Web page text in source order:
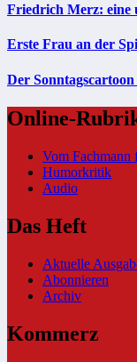
Friedrich Merz: eine
Erste Frau an der
Der
Online-
Vom Fachmann
Humorkritik
Audio
Das Heft
Aktuelle
Abonnieren
Archiv
Kommerz